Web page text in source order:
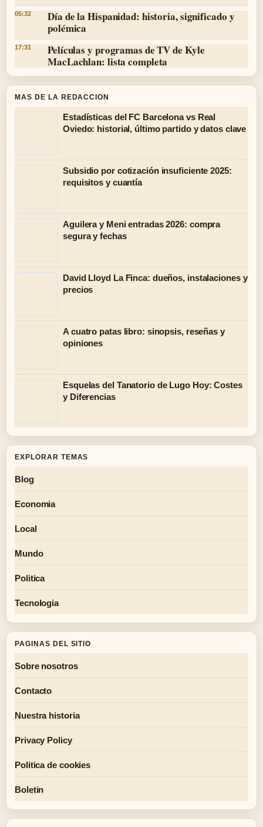
05:32
Día de la Hispanidad: historia, significado y
polémica
17:31
Películas y programas de TV de Kyle
MacLachlan: lista completa
MAS DE LA REDACCION
Estadísticas del FC Barcelona vs Real
Oviedo: historial, último partido y datos clave
Subsidio por cotización insuficiente 2025:
requisitos y cuantía
Aguilera y Meni entradas 2026: compra
segura y fechas
David Lloyd La Finca: dueños, instalaciones y
precios
A cuatro patas libro: sinopsis, reseñas y
opiniones
Esquelas del Tanatorio de Lugo Hoy: Costes
y Diferencias
EXPLORAR TEMAS
Blog
Economia
Local
Mundo
Politica
Tecnologia
PAGINAS DEL SITIO
Sobre nosotros
Contacto
Nuestra historia
Privacy Policy
Politica de cookies
Boletin